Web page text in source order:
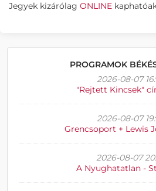
Jegyek kizárólag ONLINE
PROGRAMOK
2026-08-07
"Rejtett Kincsek"
2026-08-07
Grencsoport + Lewis
2026-08-07
A Nyughatatlan -